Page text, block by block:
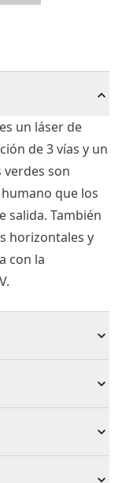
un láser de
de 3 vías y un
son
que los
salida. También
horizontales y
con la
y y verticales.
Nivel Láser de Línea
12V